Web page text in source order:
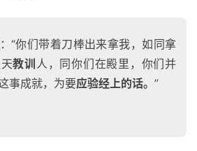
“你们带着刀棒出来拿我，如同拿
教训 人，同你们在殿里，你们并
事成就，为要应验经上的话。 ”